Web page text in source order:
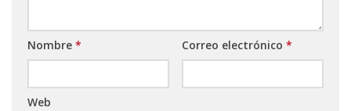
Nombre * Correo electrónico *
Web